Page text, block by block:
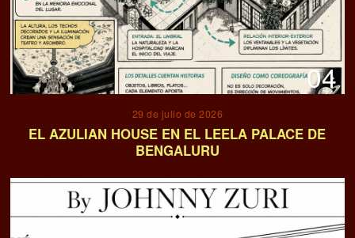
04
29 de julio de 2026
EL AZULIAN HOUSE EN EL LEELA PALACE DE
BENGALURU